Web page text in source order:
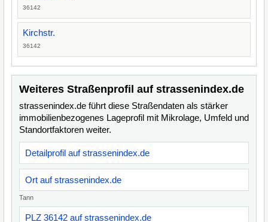
36142
Kirchstr.
36142
Weiteres Straßenprofil auf strassenindex.de
strassenindex.de führt diese Straßendaten als stärker
immobilienbezogenes Lageprofil mit Mikrolage, Umfeld und
Standortfaktoren weiter.
Detailprofil auf strassenindex.de
Ort auf strassenindex.de
Tann
PLZ 36142 auf strassenindex.de